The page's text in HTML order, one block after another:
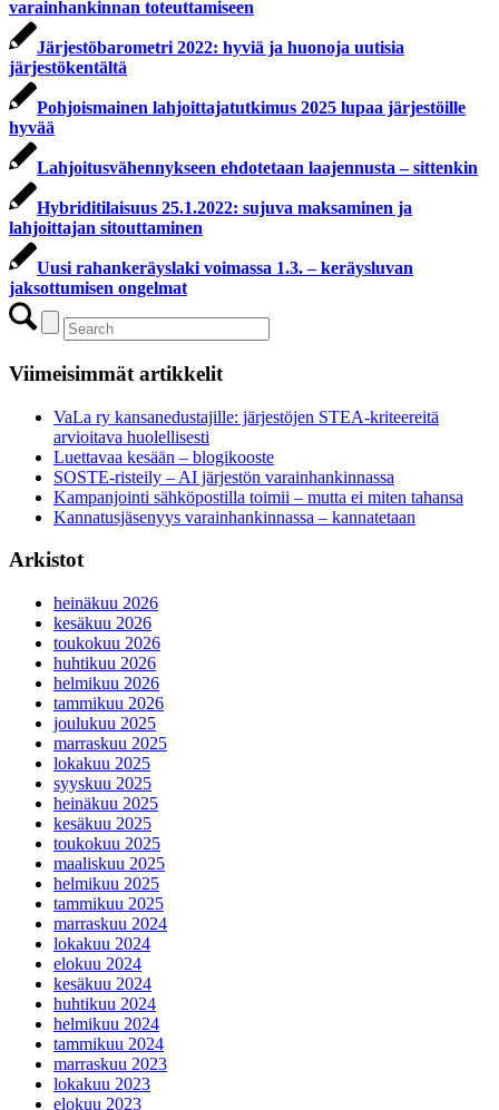
varainhankinnan toteuttamiseen
Järjestöbarometri 2022: hyviä ja huonoja uutisia
järjestökentältä
Pohjoismainen lahjoittajatutkimus 2025 lupaa järjestöille
hyvää
Lahjoitusvähennykseen ehdotetaan laajennusta – sittenkin
Hybriditilaisuus 25.1.2022: sujuva maksaminen ja
lahjoittajan sitouttaminen
Uusi rahankeräyslaki voimassa 1.3. – keräysluvan
jaksottumisen ongelmat
Viimeisimmät artikkelit
VaLa ry kansanedustajille: järjestöjen STEA-kriteereitä
arvioitava huolellisesti
Luettavaa kesään – blogikooste
SOSTE-risteily – AI järjestön varainhankinnassa
Kampanjointi sähköpostilla toimii – mutta ei miten tahansa
Kannatusjäsenyys varainhankinnassa – kannatetaan
Arkistot
heinäkuu 2026
kesäkuu 2026
toukokuu 2026
huhtikuu 2026
helmikuu 2026
tammikuu 2026
joulukuu 2025
marraskuu 2025
lokakuu 2025
syyskuu 2025
heinäkuu 2025
kesäkuu 2025
toukokuu 2025
maaliskuu 2025
helmikuu 2025
tammikuu 2025
marraskuu 2024
lokakuu 2024
elokuu 2024
kesäkuu 2024
huhtikuu 2024
helmikuu 2024
tammikuu 2024
marraskuu 2023
lokakuu 2023
elokuu 2023